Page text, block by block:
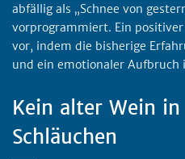
abfällig als „Schnee von
vorprogrammiert. Ein
vor, indem die bisherige
und ein emotionaler Aufbruch
Kein alter Wein in
Schläuchen